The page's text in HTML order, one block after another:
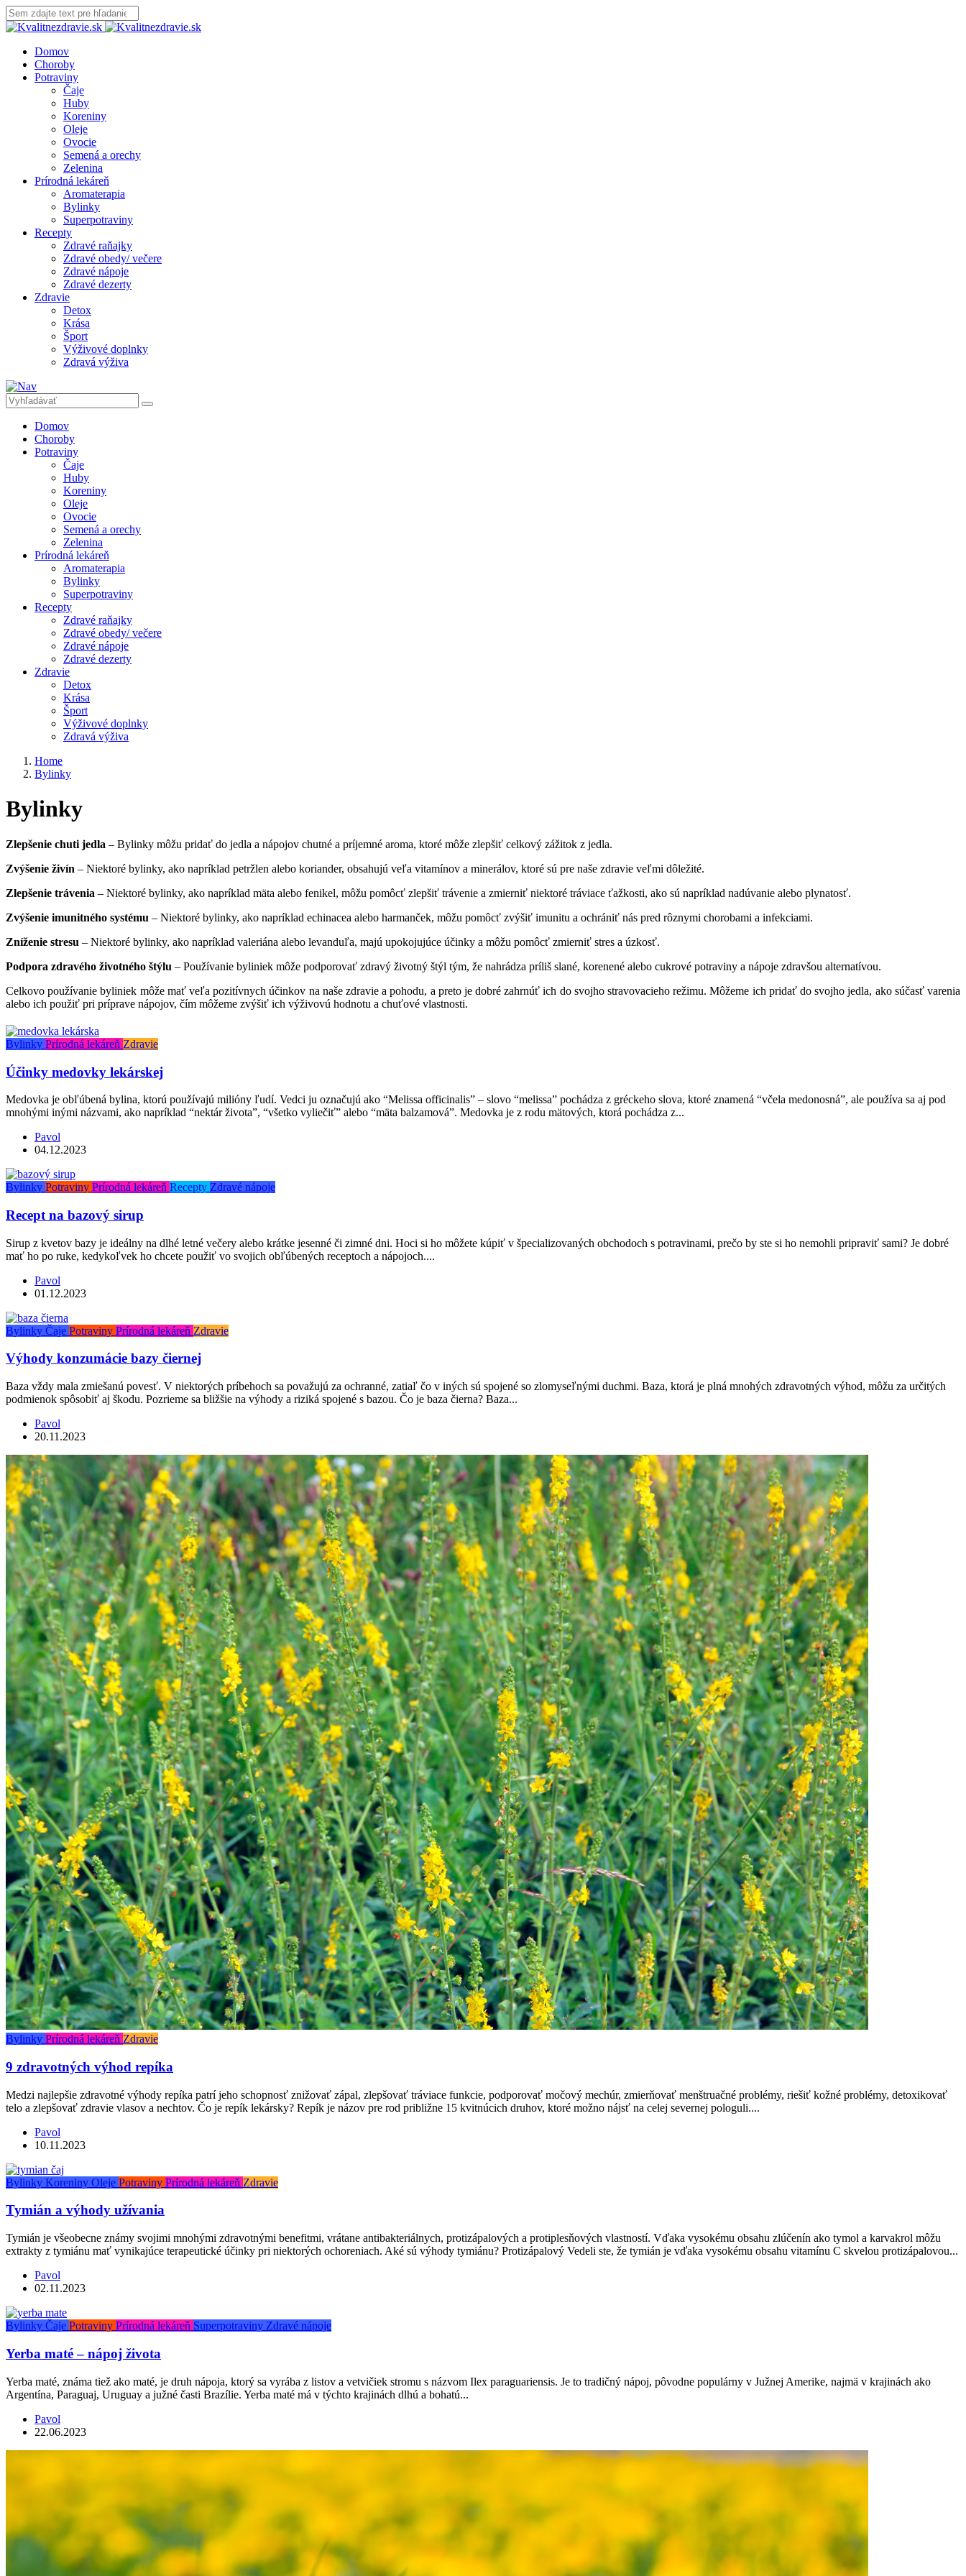
Domov
Choroby
Potraviny
Čaje
Huby
Koreniny
Oleje
Ovocie
Semená a orechy
Zelenina
Prírodná lekáreň
Aromaterapia
Bylinky
Superpotraviny
Recepty
Zdravé raňajky
Zdravé obedy/ večere
Zdravé nápoje
Zdravé dezerty
Zdravie
Detox
Krása
Šport
Výživové doplnky
Zdravá výživa
Domov
Choroby
Potraviny
Čaje
Huby
Koreniny
Oleje
Ovocie
Semená a orechy
Zelenina
Prírodná lekáreň
Aromaterapia
Bylinky
Superpotraviny
Recepty
Zdravé raňajky
Zdravé obedy/ večere
Zdravé nápoje
Zdravé dezerty
Zdravie
Detox
Krása
Šport
Výživové doplnky
Zdravá výživa
Home
Bylinky
Bylinky
Zlepšenie chuti jedla – Bylinky môžu pridať do jedla a nápojov chutné a príjemné aroma, ktoré môže zlepšiť celkový zážitok z jedla.
Zvýšenie živín – Niektoré bylinky, ako napríklad petržlen alebo koriander, obsahujú veľa vitamínov a minerálov, ktoré sú pre naše zdravie veľmi dôležité.
Zlepšenie trávenia – Niektoré bylinky, ako napríklad mäta alebo fenikel, môžu pomôcť zlepšiť trávenie a zmierniť niektoré tráviace ťažkosti, ako sú napríklad nadúvanie alebo plynatosť.
Zvýšenie imunitného systému – Niektoré bylinky, ako napríklad echinacea alebo harmanček, môžu pomôcť zvýšiť imunitu a ochrániť nás pred rôznymi chorobami a infekciami.
Zníženie stresu – Niektoré bylinky, ako napríklad valeriána alebo levanduľa, majú upokojujúce účinky a môžu pomôcť zmierniť stres a úzkosť.
Podpora zdravého životného štýlu – Používanie byliniek môže podporovať zdravý životný štýl tým, že nahrádza príliš slané, korenené alebo cukrové potraviny a nápoje zdravšou alternatívou.
Celkovo používanie byliniek môže mať veľa pozitívnych účinkov na naše zdravie a pohodu, a preto je dobré zahrnúť ich do svojho stravovacieho režimu. Môžeme ich pridať do svojho jedla, ako súčasť varenia
alebo ich použiť pri príprave nápojov, čím môžeme zvýšiť ich výživovú hodnotu a chuťové vlastnosti.
Bylinky Prírodná lekáreň Zdravie
Účinky medovky lekárskej
Medovka je obľúbená bylina, ktorú používajú milióny ľudí. Vedci ju označujú ako “Melissa officinalis” – slovo “melissa” pochádza z gréckeho slova, ktoré znamená “včela medonosná”, ale používa sa aj pod
mnohými inými názvami, ako napríklad “nektár života”, “všetko vyliečiť” alebo “mäta balzamová”. Medovka je z rodu mätových, ktorá pochádza z...
Pavol
04.12.2023
Bylinky Potraviny Prírodná lekáreň Recepty Zdravé nápoje
Recept na bazový sirup
Sirup z kvetov bazy je ideálny na dlhé letné večery alebo krátke jesenné či zimné dni. Hoci si ho môžete kúpiť v špecializovaných obchodoch s potravinami, prečo by ste si ho nemohli pripraviť sami? Je dobré
mať ho po ruke, kedykoľvek ho chcete použiť vo svojich obľúbených receptoch a nápojoch....
Pavol
01.12.2023
Bylinky Čaje Potraviny Prírodná lekáreň Zdravie
Výhody konzumácie bazy čiernej
Baza vždy mala zmiešanú povesť. V niektorých príbehoch sa považujú za ochranné, zatiaľ čo v iných sú spojené so zlomyseľnými duchmi. Baza, ktorá je plná mnohých zdravotných výhod, môžu za určitých
podmienok spôsobiť aj škodu. Pozrieme sa bližšie na výhody a riziká spojené s bazou. Čo je baza čierna? Baza...
Pavol
20.11.2023
Bylinky Prírodná lekáreň Zdravie
9 zdravotných výhod repíka
Medzi najlepšie zdravotné výhody repíka patrí jeho schopnosť znižovať zápal, zlepšovať tráviace funkcie, podporovať močový mechúr, zmierňovať menštruačné problémy, riešiť kožné problémy, detoxikovať
telo a zlepšovať zdravie vlasov a nechtov. Čo je repík lekársky? Repík je názov pre rod približne 15 kvitnúcich druhov, ktoré možno nájsť na celej severnej pologuli....
Pavol
10.11.2023
Bylinky Koreniny Oleje Potraviny Prírodná lekáreň Zdravie
Tymián a výhody užívania
Tymián je všeobecne známy svojimi mnohými zdravotnými benefitmi, vrátane antibakteriálnych, protizápalových a protiplesňových vlastností. Vďaka vysokému obsahu zlúčenín ako tymol a karvakrol môžu
extrakty z tymiánu mať vynikajúce terapeutické účinky pri niektorých ochoreniach. Aké sú výhody tymiánu? Protizápalový Vedeli ste, že tymián je vďaka vysokému obsahu vitamínu C skvelou protizápalovou...
Pavol
02.11.2023
Bylinky Čaje Potraviny Prírodná lekáreň Superpotraviny Zdravé nápoje
Yerba maté – nápoj života
Yerba maté, známa tiež ako maté, je druh nápoja, ktorý sa vyrába z listov a vetvičiek stromu s názvom Ilex paraguariensis. Je to tradičný nápoj, pôvodne populárny v Južnej Amerike, najmä v krajinách ako
Argentína, Paraguaj, Uruguay a južné časti Brazílie. Yerba maté má v týchto krajinách dlhú a bohatú...
Pavol
22.06.2023